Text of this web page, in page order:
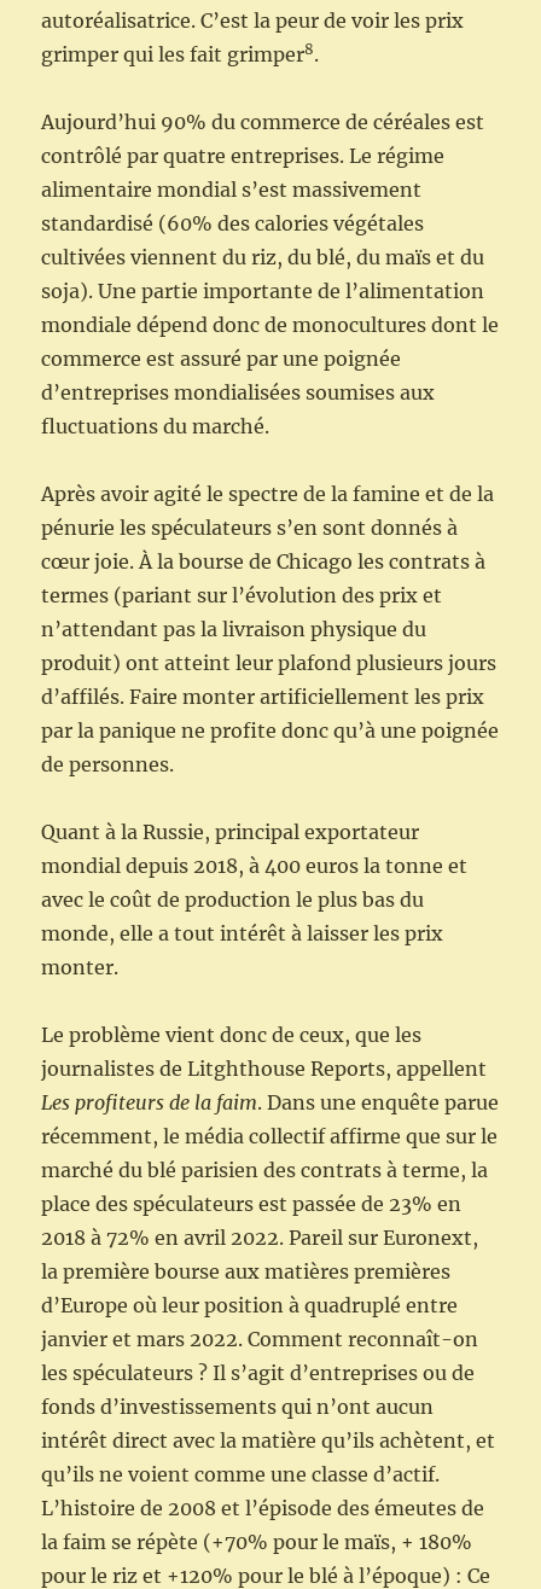
autoréalisatrice. C’est la peur de voir les prix
grimper qui les fait grimper8.
Aujourd’hui 90% du commerce de céréales est
contrôlé par quatre entreprises. Le régime
alimentaire mondial s’est massivement
standardisé (60% des calories végétales
cultivées viennent du riz, du blé, du maïs et du
soja). Une partie importante de l’alimentation
mondiale dépend donc de monocultures dont le
commerce est assuré par une poignée
d’entreprises mondialisées soumises aux
fluctuations du marché.
Après avoir agité le spectre de la famine et de la
pénurie les spéculateurs s’en sont donnés à
cœur joie. À la bourse de Chicago les contrats à
termes (pariant sur l’évolution des prix et
n’attendant pas la livraison physique du
produit) ont atteint leur plafond plusieurs jours
d’affilés. Faire monter artificiellement les prix
par la panique ne profite donc qu’à une poignée
de personnes.
Quant à la Russie, principal exportateur
mondial depuis 2018, à 400 euros la tonne et
avec le coût de production le plus bas du
monde, elle a tout intérêt à laisser les prix
monter.
Le problème vient donc de ceux, que les
journalistes de Litghthouse Reports, appellent
Les profiteurs de la faim. Dans une enquête parue
récemment, le média collectif affirme que sur le
marché du blé parisien des contrats à terme, la
place des spéculateurs est passée de 23% en
2018 à 72% en avril 2022. Pareil sur Euronext,
la première bourse aux matières premières
d’Europe où leur position à quadruplé entre
janvier et mars 2022. Comment reconnaît-on
les spéculateurs ? Il s’agit d’entreprises ou de
fonds d’investissements qui n’ont aucun
intérêt direct avec la matière qu’ils achètent, et
qu’ils ne voient comme une classe d’actif.
L’histoire de 2008 et l’épisode des émeutes de
la faim se répète (+70% pour le maïs, + 180%
pour le riz et +120% pour le blé à l’époque) : Ce